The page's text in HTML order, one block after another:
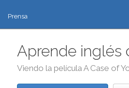
Prensa
Aprende
Viendo la películaA Case of